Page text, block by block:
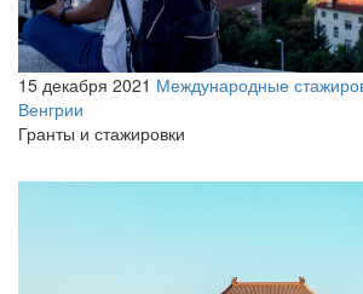
15 декабря 2021 Международные
Венгрии
Гранты и стажировки